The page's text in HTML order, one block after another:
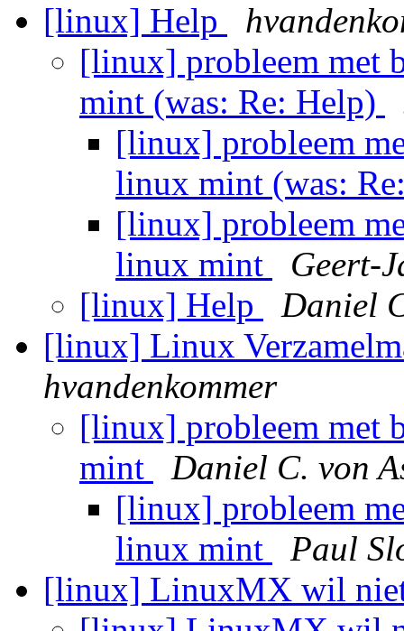
[linux] Help
[linux] probleem met
mint (was: Re: Help)
[linux] probleem
linux mint (was:
[linux] probleem
linux mint
Geert-
[linux] Help
Daniel
[linux] Linux
hvandenkommer
[linux] probleem met
mint
Daniel C. von
[linux] probleem
linux mint
Paul
[linux] LinuxMX wil